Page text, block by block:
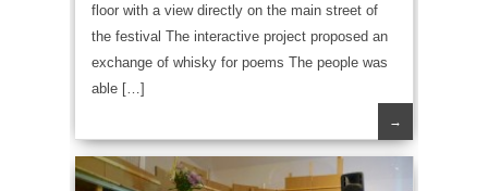
floor with a view directly on the main street of
the festival The interactive project proposed an
exchange of whisky for poems The people was
able […]
→